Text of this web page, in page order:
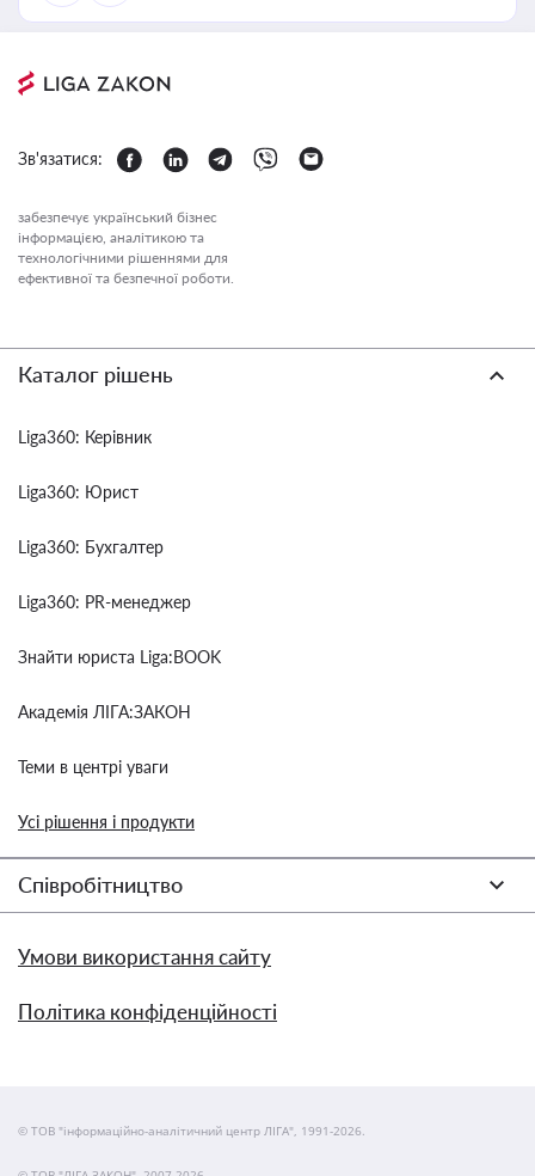
Зв'язатися:
забезпечує український бізнес
інформацією, аналітикою та
технологічними рішеннями для
ефективної та безпечної роботи.
Каталог рішень
Liga360: Керівник
Liga360: Юрист
Liga360: Бухгалтер
Liga360: PR-менеджер
Знайти юриста Liga:BOOK
Академія ЛІГА:ЗАКОН
Теми в центрі уваги
Усі рішення і продукти
Співробітництво
Умови використання сайту
Політика конфіденційності
© ТОВ "інформаційно-аналітичний центр ЛІГА", 1991-2026.